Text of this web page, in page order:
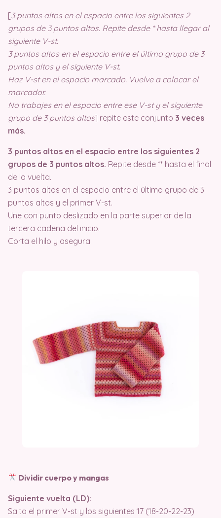
[3 puntos altos en el espacio entre los siguientes 2
grupos de 3 puntos altos. Repite desde * hasta llegar al
siguiente V-st.
3 puntos altos en el espacio entre el último grupo de 3
puntos altos y el siguiente V-st.
Haz V-st en el espacio marcado. Vuelve a colocar el
marcador.
No trabajes en el espacio entre ese V-st y el siguiente
grupo de 3 puntos altos] repite este conjunto 3 veces
más.
3 puntos altos en el espacio entre los siguientes 2
grupos de 3 puntos altos. Repite desde ** hasta el final
de la vuelta.
3 puntos altos en el espacio entre el último grupo de 3
puntos altos y el primer V-st.
Une con punto deslizado en la parte superior de la
tercera cadena del inicio.
Corta el hilo y asegura.
Dividir cuerpo y mangas
Siguiente vuelta (LD):
Salta el primer V-st y los siguientes 17 (18-20-22-23)